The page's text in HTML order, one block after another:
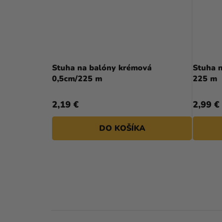
Stuha na balóny krémová
0,5cm/225 m
hodnotenie
5
hviezdičiek.
2,19 €
DO KOŠÍKA
Stuha
225 m
2,99 €